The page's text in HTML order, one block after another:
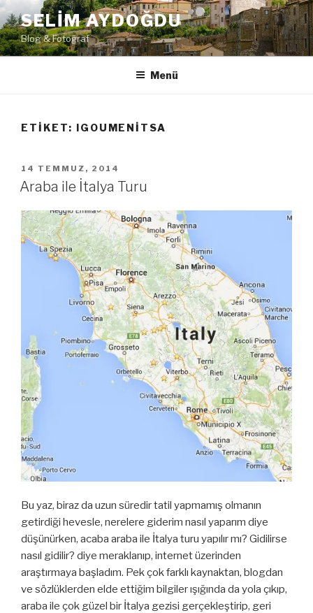
İçeriğe
geç SELIM AYDOĞDU
Blog & Fotoğraf
Menü
ETIKET: IGOUMENITSA
YAYIM
TARIHI
14 TEMMUZ, 2014
Araba ile İtalya Turu
Bu yaz, biraz da uzun süredir tatil yapmamış olmanın
getirdiği hevesle, nerelere giderim nasıl yaparım diye
düşünürken, acaba araba ile İtalya turu yapılır mı? Gidilirse
nasıl gidilir? diye meraklanıp, internet üzerinden
araştırmaya başladım. Pek çok farklı kaynaktan, blogdan
ve sözlüklerden elde ettiğim bilgiler ışığında da yola çıkıp,
araba ile çok güzel bir İtalya gezisi gerçekleştirip, geri